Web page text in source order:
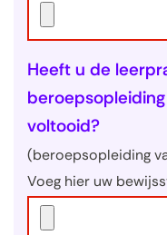
Heeft u de
voltooid?
(beroepsopleiding
Voeg hier uw